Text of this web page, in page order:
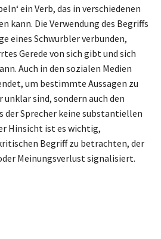
ein Verb, das in verschiedenen
kann. Die Verwendung des Begriffs
eines Schwurbler verbunden,
Gerede von sich gibt und sich
Auch in den sozialen Medien
um bestimmte Aussagen zu
sind, sondern auch den
der Sprecher keine substantiellen
Hinsicht ist es wichtig,
Begriff zu betrachten, der
Meinungsverlust signalisiert.